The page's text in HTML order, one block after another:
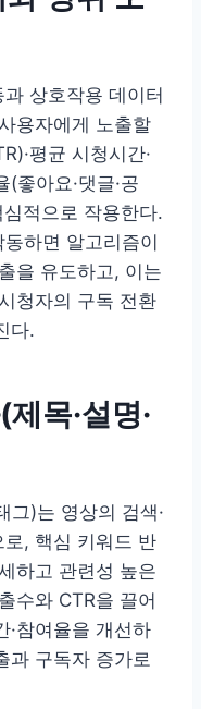
상호작용 데이터
용자에게 노출할
평균 시청시간·
(좋아요·댓글·공
적으로 작용한다.
하면 알고리즘이
을 유도하고, 이는
청자의 구독 전환
다.
목·설명·
그)는 영상의 검색·
, 핵심 키워드 반
하고 관련성 높은
수와 CTR을 끌어
·참여율을 개선하
과 구독자 증가로